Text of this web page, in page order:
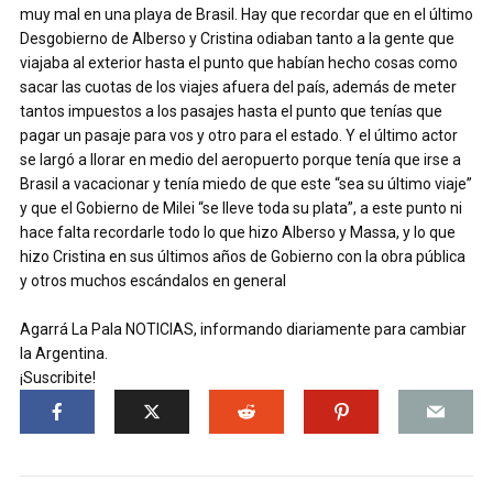
muy mal en una playa de Brasil. Hay que recordar que en el último
Desgobierno de Alberso y Cristina odiaban tanto a la gente que
viajaba al exterior hasta el punto que habían hecho cosas como
sacar las cuotas de los viajes afuera del país, además de meter
tantos impuestos a los pasajes hasta el punto que tenías que
pagar un pasaje para vos y otro para el estado. Y el último actor
se largó a llorar en medio del aeropuerto porque tenía que irse a
Brasil a vacacionar y tenía miedo de que este “sea su último viaje”
y que el Gobierno de Milei “se lleve toda su plata”, a este punto ni
hace falta recordarle todo lo que hizo Alberso y Massa, y lo que
hizo Cristina en sus últimos años de Gobierno con la obra pública
y otros muchos escándalos en general
Agarrá La Pala NOTICIAS, informando diariamente para cambiar
la Argentina.
¡Suscribite!